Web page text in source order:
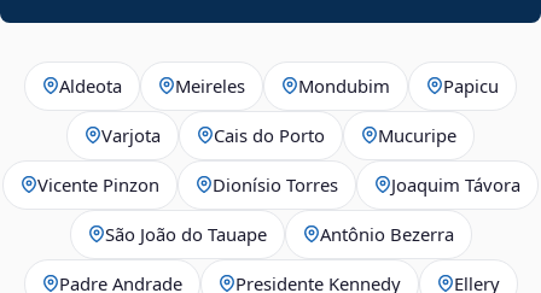
Aldeota Meireles Mondubim Papicu
Varjota Cais do Porto Mucuripe
Vicente Pinzon Dionísio Torres Joaquim Távora
São João do Tauape Antônio Bezerra
Padre Andrade Presidente Kennedy Ellery